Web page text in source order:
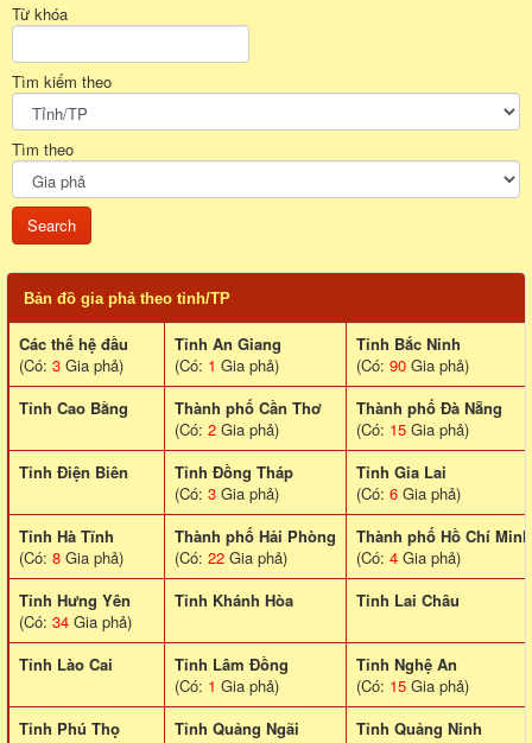
Từ khóa
Tìm kiếm theo
Tìm theo
Bản đồ gia phả theo tỉnh/TP
Các thế hệ đầu
(Có: 3 Gia phả)
Tỉnh An Giang
(Có: 1 Gia phả)
Tỉnh Bắc Ninh
(Có: 90 Gia phả)
Tỉnh Cao Bằng
Thành phố Cần Thơ
(Có: 2 Gia phả)
Thành phố Đà Nẵng
(Có: 15 Gia phả)
Tỉnh Điện Biên
Tỉnh Đồng Tháp
(Có: 3 Gia phả)
Tỉnh Gia Lai
(Có: 6 Gia phả)
Tỉnh Hà Tĩnh
(Có: 8 Gia phả)
Thành phố Hải Phòng
(Có: 22 Gia phả)
Thành phố Hồ Chí Minh
(Có: 4 Gia phả)
Tỉnh Hưng Yên
(Có: 34 Gia phả)
Tỉnh Khánh Hòa Tinh Lai Châu
Tỉnh Lào Cai
Tỉnh Lâm Đồng
(Có: 1 Gia phả)
Tỉnh Nghệ An
(Có: 15 Gia phả)
Tỉnh Phú Thọ
Tỉnh Quảng Ngãi
Tỉnh Quảng Ninh